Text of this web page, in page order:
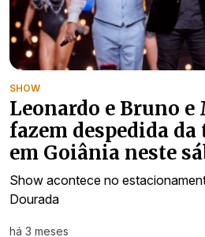
SHOW
Leonardo e Bruno e
fazem despedida da
em Goiânia neste
Show acontece no
Dourada
há 3 meses